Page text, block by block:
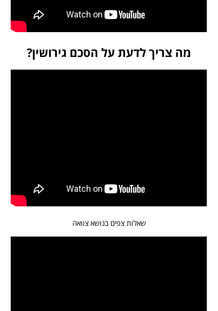
מה צריך לדעת על הסכם גירושין?
שאלות צפים בנושא צוואה